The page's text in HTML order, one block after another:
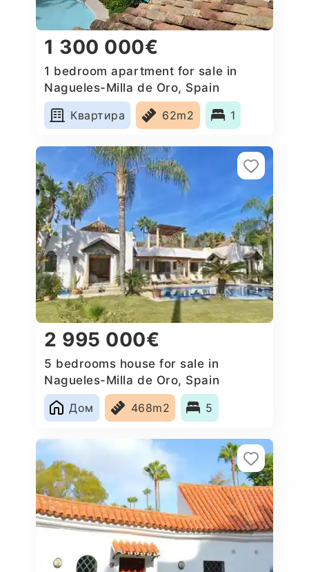
1 300 000€
1 bedroom apartment for sale in
Nagueles-Milla de Oro, Spain
Квартира
62m2 1
2 995 000€
5 bedrooms house for sale in
Nagueles-Milla de Oro, Spain
Дом
468m2 5